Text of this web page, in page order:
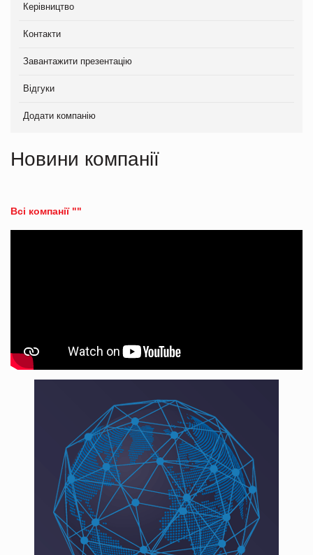
Керівництво
Контакти
Завантажити презентацію
Відгуки
Додати компанію
Новини компанії
Всі компанії ""